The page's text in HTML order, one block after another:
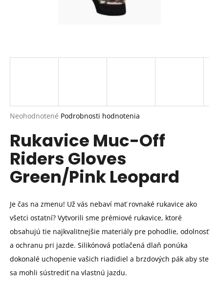
Priemerné
produktu
je
0,0
5
hviezdičiek.
Neohodnotené Podrobnosti hodnotenia
Rukavice Muc-Off
Riders Gloves
Green/Pink Leopard
Je čas na zmenu! Už vás nebaví mať rovnaké rukavice ako
všetci ostatní? Vytvorili sme prémiové rukavice, ktoré
obsahujú tie najkvalitnejšie materiály pre pohodlie, odolnosť
a ochranu pri jazde. Silikónová potlačená dlaň ponúka
dokonalé uchopenie vašich riadidiel a brzdových pák aby ste
sa mohli sústrediť na vlastnú jazdu.